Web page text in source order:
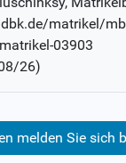
matrikel/
03903
26)
melden Sie sich